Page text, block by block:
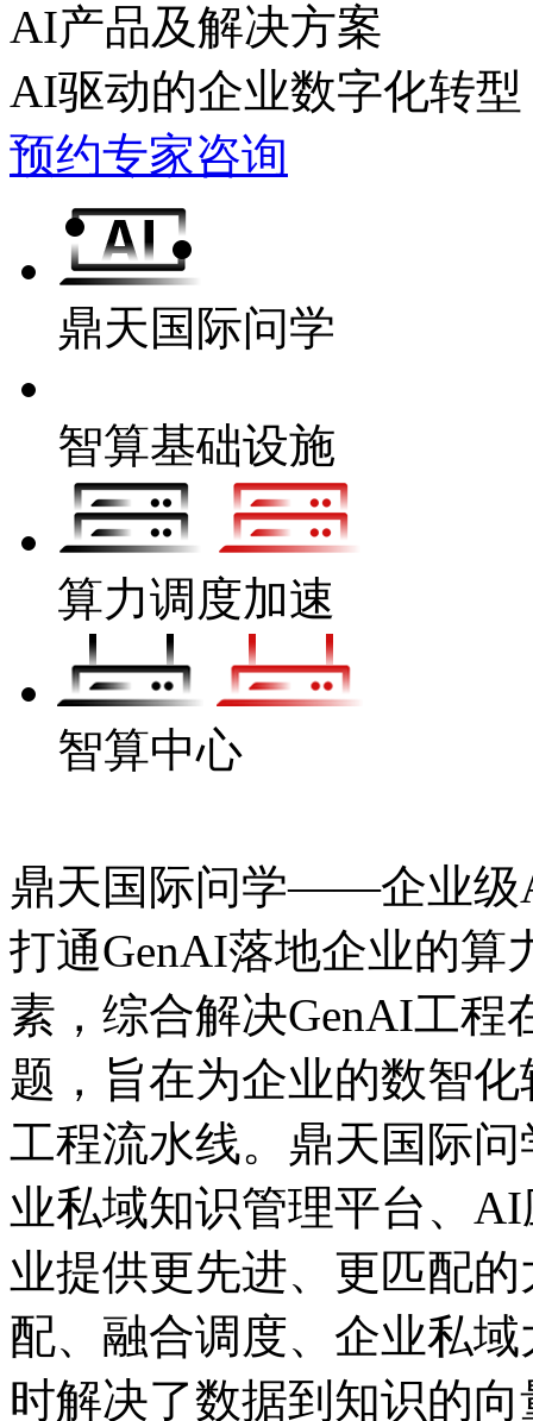
AI产品及解决方案
AI驱动的企业数字化转型
预约专家咨询
鼎天国际问学
智算基础设施
算力调度加速
智算中心
鼎天国际问学——企业级
打通GenAI落地企业的算力
素，综合解决GenAI工程在
题，旨在为企业的数
工程流水线。鼎天国际问
业私域知识管理平台、
业提供更先进、更匹配
配、融合调度、企业
时解决了数据到知识的